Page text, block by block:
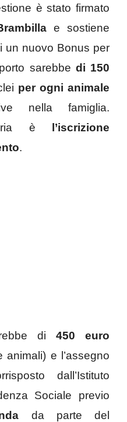
è stato firmato
e sostiene
un nuovo Bonus per
sarebbe di 150
per ogni animale
nella famiglia.
è
l’iscrizione
.
di 450 euro
animali) e l’assegno
dall’Istituto
Sociale previo
da parte del